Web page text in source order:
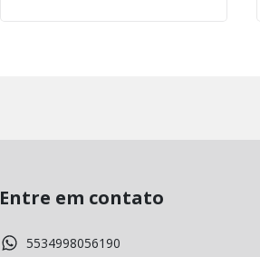
Entre em contato
5534998056190